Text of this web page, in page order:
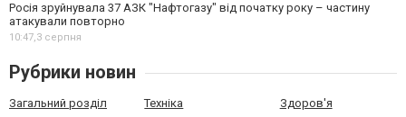
Росія зруйнувала 37 АЗК "Нафтогазу" від початку року – частину
атакували повторно
10:47,3 серпня
Рубрики новин
Загальний розділ Техніка Здоров'я